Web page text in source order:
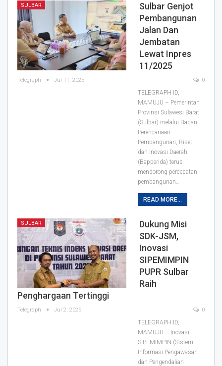
SULBAR
Sulbar Genjot
Pembangunan
Jalan Dan
Jembatan
Lewat Inpres
11/2025
Telegraph Jul 11, 2025 0
TELEGRAPH.ID,
MAMUJU – Pemerintah
Provinsi Sulawesi Barat
(Sulbar) melalui Badan
Perencanaan
Pembangunan, Riset,
dan Inovasi Daerah
(Bapperida) terus
mendorong percepatan
pembangunan…
READ MORE...
SULBAR
Dukung Misi
SDK-JSM,
Inovasi
SIPEMIMPIN
PUPR Sulbar
Raih
Penghargaan Tertinggi
Telegraph Jul 2, 2025 0
TELEGRAPH.ID,
MAMUJU – Inovasi
SIPEMIMPIN (Sistem
Informasi Pengawasan
dan Pengendalian